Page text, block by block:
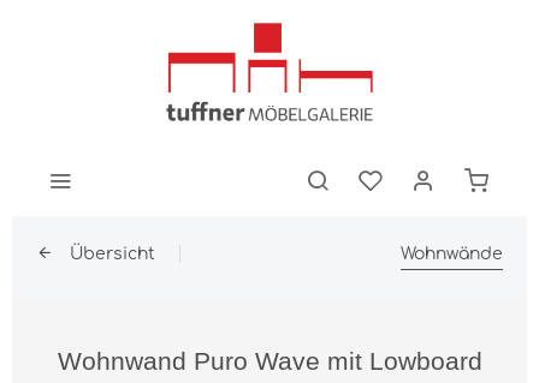
Übersicht Wohnwände
Wohnwand Puro Wave mit Lowboard